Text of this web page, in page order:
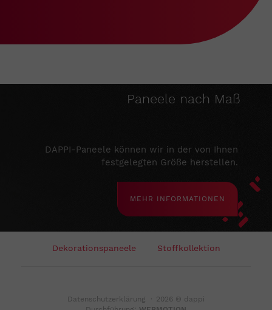
Paneele nach Maß
DAPPI-Paneele können wir in der von Ihnen
festgelegten Größe herstellen.
MEHR INFORMATIONEN
Dekorationspaneele Stoffkollektion
Datenschutzerklärung · 2026 © dappi